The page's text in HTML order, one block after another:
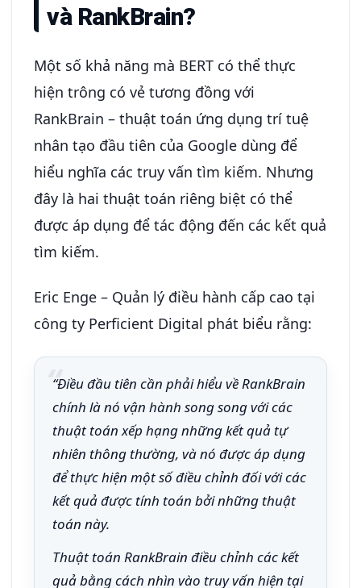
và RankBrain?
Một số khả năng mà BERT có thể thực
hiện trông có vẻ tương đồng với
RankBrain – thuật toán ứng dụng trí tuệ
nhân tạo đầu tiên của Google dùng để
hiểu nghĩa các truy vấn tìm kiếm. Nhưng
đây là hai thuật toán riêng biệt có thể
được áp dụng để tác động đến các kết quả
tìm kiếm.
Eric Enge – Quản lý điều hành cấp cao tại
công ty Perficient Digital phát biểu rằng:
“Điều đầu tiên cần phải hiểu về RankBrain
chính là nó vận hành song song với các
thuật toán xếp hạng những kết quả tự
nhiên thông thường, và nó được áp dụng
để thực hiện một số điều chỉnh đối với các
kết quả được tính toán bởi những thuật
toán này.
Thuật toán RankBrain điều chỉnh các kết
quả bằng cách nhìn vào truy vấn hiện tại